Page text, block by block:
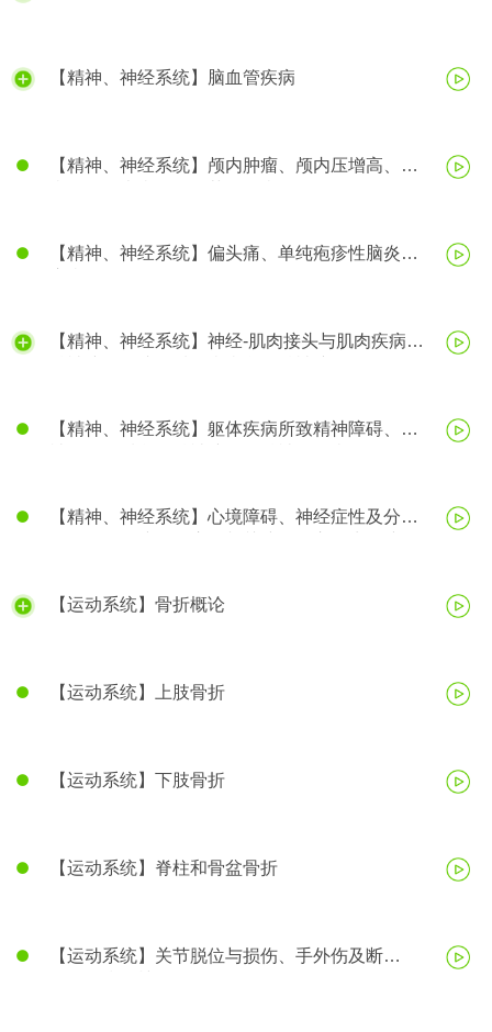
【精神、神经系统】脑血管疾病
【精神、神经系统】颅内肿瘤、颅内压增高、脑
【精神、神经系统】偏头痛、单纯疱疹性脑炎、
【精神、神经系统】神经-肌肉接头与肌肉疾病、
【精神、神经系统】躯体疾病所致精神障碍、精
【精神、神经系统】心境障碍、神经症性及分离
【运动系统】骨折概论
【运动系统】上肢骨折
【运动系统】下肢骨折
【运动系统】脊柱和骨盆骨折
【运动系统】关节脱位与损伤、手外伤及断